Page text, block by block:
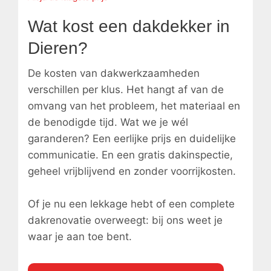
Wat kost een dakdekker in
Dieren?
De kosten van dakwerkzaamheden
verschillen per klus. Het hangt af van de
omvang van het probleem, het materiaal en
de benodigde tijd. Wat we je wél
garanderen? Een eerlijke prijs en duidelijke
communicatie. En een gratis dakinspectie,
geheel vrijblijvend en zonder voorrijkosten.
Of je nu een lekkage hebt of een complete
dakrenovatie overweegt: bij ons weet je
waar je aan toe bent.